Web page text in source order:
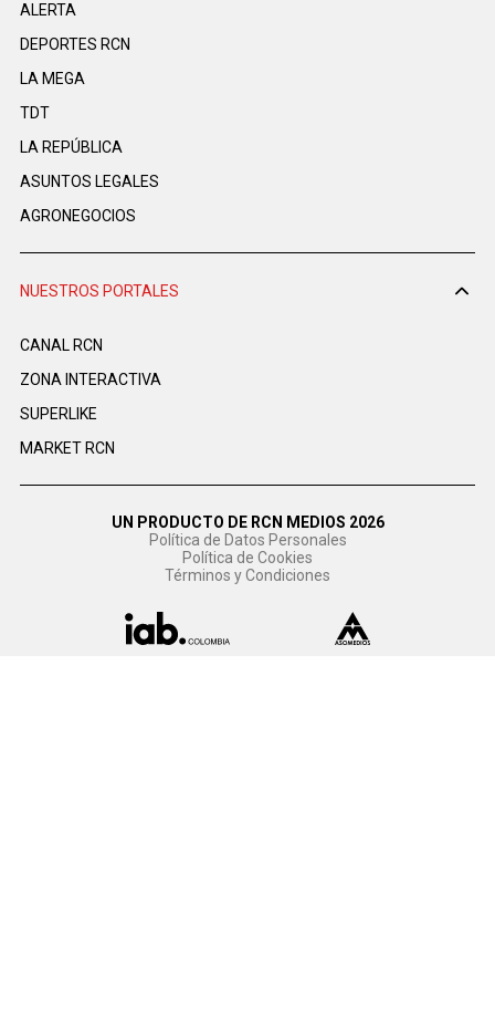
ALERTA
DEPORTES RCN
LA MEGA
TDT
LA REPÚBLICA
ASUNTOS LEGALES
AGRONEGOCIOS
NUESTROS PORTALES
CANAL RCN
ZONA INTERACTIVA
SUPERLIKE
MARKET RCN
UN PRODUCTO DE RCN MEDIOS 2026
Política de Datos Personales
Política de Cookies
Términos y Condiciones